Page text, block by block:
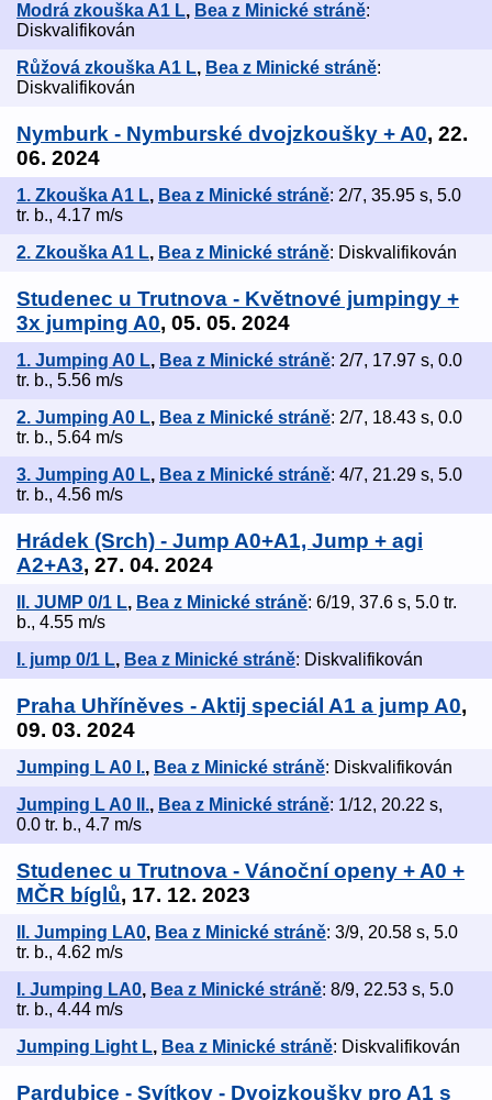
Modrá zkouška A1 L, Bea z Minické stráně:
Diskvalifikován
Růžová zkouška A1 L, Bea z Minické stráně:
Diskvalifikován
Nymburk - Nymburské dvojzkoušky + A0, 22.
06. 2024
1. Zkouška A1 L, Bea z Minické stráně: 2/7, 35.95 s, 5.0
tr. b., 4.17 m/s
2. Zkouška A1 L, Bea z Minické stráně: Diskvalifikován
Studenec u Trutnova - Květnové jumpingy +
3x jumping A0, 05. 05. 2024
1. Jumping A0 L, Bea z Minické stráně: 2/7, 17.97 s, 0.0
tr. b., 5.56 m/s
2. Jumping A0 L, Bea z Minické stráně: 2/7, 18.43 s, 0.0
tr. b., 5.64 m/s
3. Jumping A0 L, Bea z Minické stráně: 4/7, 21.29 s, 5.0
tr. b., 4.56 m/s
Hrádek (Srch) - Jump A0+A1, Jump + agi
A2+A3, 27. 04. 2024
II. JUMP 0/1 L, Bea z Minické stráně: 6/19, 37.6 s, 5.0 tr.
b., 4.55 m/s
I. jump 0/1 L, Bea z Minické stráně: Diskvalifikován
Praha Uhříněves - Aktij speciál A1 a jump A0,
09. 03. 2024
Jumping L A0 I., Bea z Minické stráně: Diskvalifikován
Jumping L A0 II., Bea z Minické stráně: 1/12, 20.22 s,
0.0 tr. b., 4.7 m/s
Studenec u Trutnova - Vánoční openy + A0 +
MČR bíglů, 17. 12. 2023
II. Jumping LA0, Bea z Minické stráně: 3/9, 20.58 s, 5.0
tr. b., 4.62 m/s
I. Jumping LA0, Bea z Minické stráně: 8/9, 22.53 s, 5.0
tr. b., 4.44 m/s
Jumping Light L, Bea z Minické stráně: Diskvalifikován
Pardubice - Svítkov - Dvojzkoušky pro A1 s